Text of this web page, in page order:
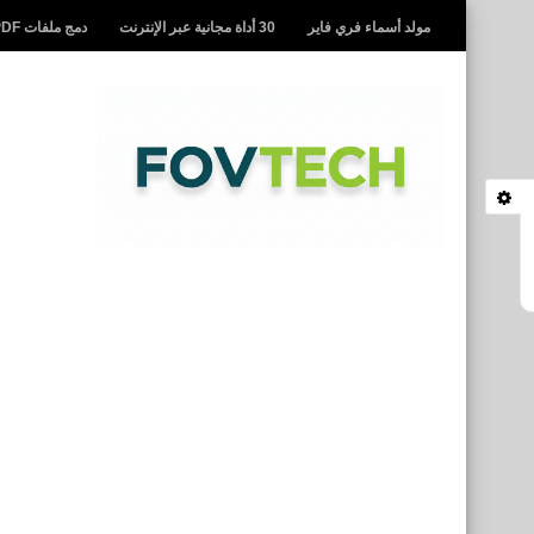
مولد أسماء فري فاير 30 أداة مجانية عبر الإنترنت دمج ملفات PDF